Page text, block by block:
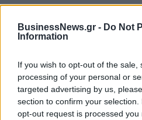
BusinessNews.gr - Do Not
Information
If you wish to opt-out of the
processing of your personal or
targeted advertising by us,
section to confirm your
opt-out request is processed you
IAB Hellas: Νέα Διοικούσα Επιτροπή
Πρόεδρος ο Γαληνός Γιαγλής
Νέο Audi A2 e-tron με στόχο
την κορυφή της